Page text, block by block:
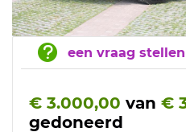
een vraag stellen
€ 3.000,00 van €
gedoneerd